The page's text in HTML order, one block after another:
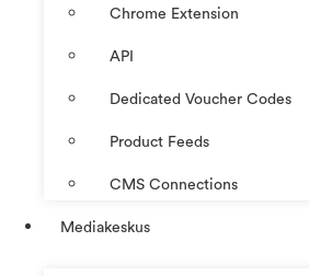
Chrome Extension
API
Dedicated Voucher Codes
Product Feeds
CMS Connections
Mediakeskus